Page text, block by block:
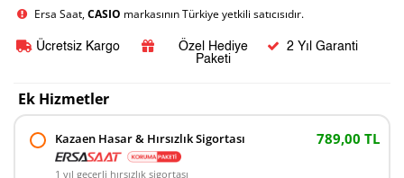
Ersa Saat,CASIO markasının Türkiye yetkili satıcısıdır.
Ücretsiz Kargo
Özel Hediye
Paketi
2 Yıl Garanti
Ek Hizmetler
Kazaen Hasar & Hırsızlık Sigortası 789,00 TL
1 yıl geçerli hırsızlık sigortası